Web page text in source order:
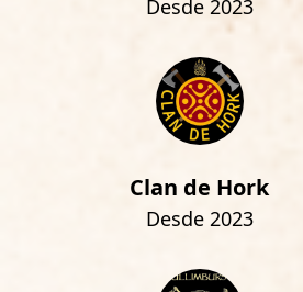
Desde 2023
Clan de Hork
Desde 2023